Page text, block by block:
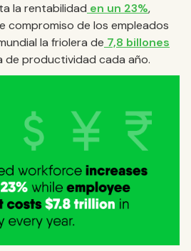
la rentabilidad en un 23%,
compromiso de los empleados
la friolera de 7,8 billones
de productividad cada año.